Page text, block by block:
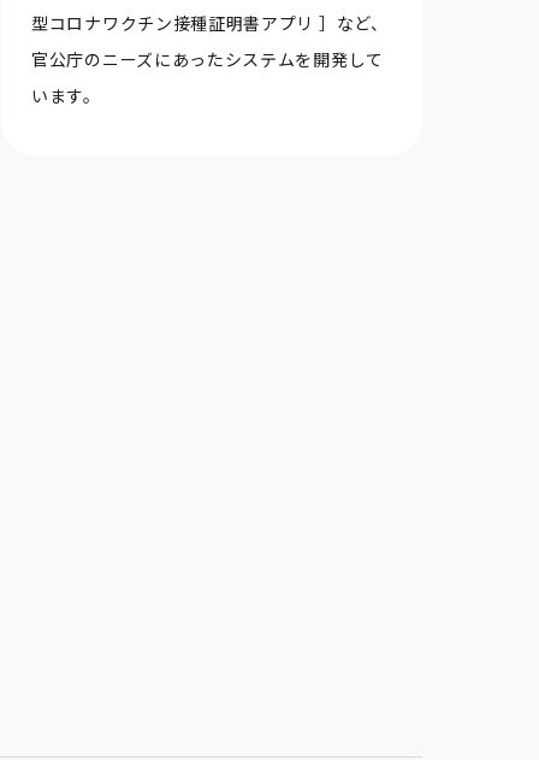
型コロナワクチン接種証明書アプリ ］など、
官公庁のニーズにあったシステムを開発して
います。